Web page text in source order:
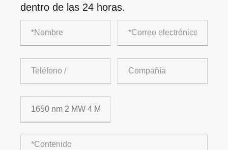
dentro de las 24 horas.